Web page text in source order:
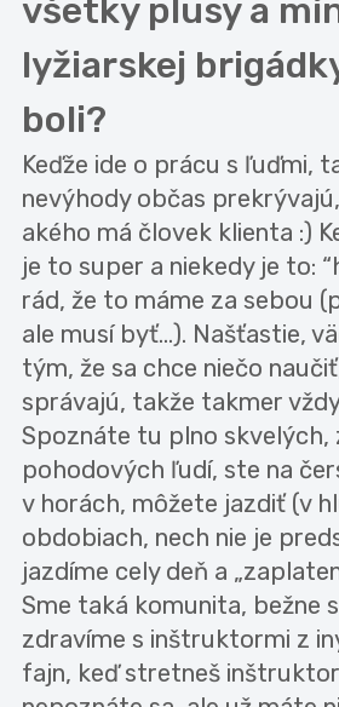
všetky plusy a
lyžiarskej
boli?
Keďže ide o prácu s ľuďmi,
nevýhody občas
akého má človek klienta :)
je to super a niekedy je to:
rád, že to máme za sebou
ale musí byť...). Našťastie,
tým, že sa chce niečo
správajú, takže takmer
Spoznáte tu plno skvelých,
pohodových ľudí, ste na
v horách, môžete jazdiť (v
obdobiach, nech nie je
jazdíme cely deň a
Sme taká komunita, bežne
zdravíme s inštruktormi z
fajn, keď stretneš